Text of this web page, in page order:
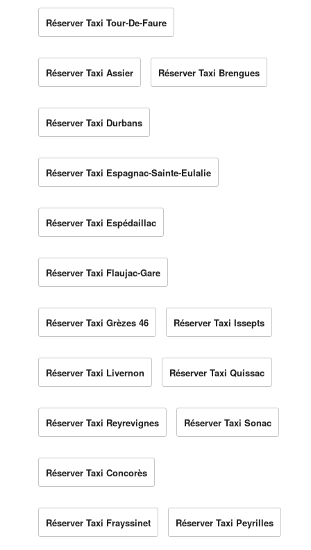
Réserver Taxi Tour-De-Faure
Réserver Taxi Assier Réserver Taxi Brengues
Réserver Taxi Durbans
Réserver Taxi Espagnac-Sainte-Eulalie
Réserver Taxi Espédaillac
Réserver Taxi Flaujac-Gare
Réserver Taxi Grèzes 46 Réserver Taxi Issepts
Réserver Taxi Livernon Réserver Taxi Quissac
Réserver Taxi Reyrevignes Réserver Taxi Sonac
Réserver Taxi Concorès
Réserver Taxi Frayssinet Réserver Taxi Peyrilles